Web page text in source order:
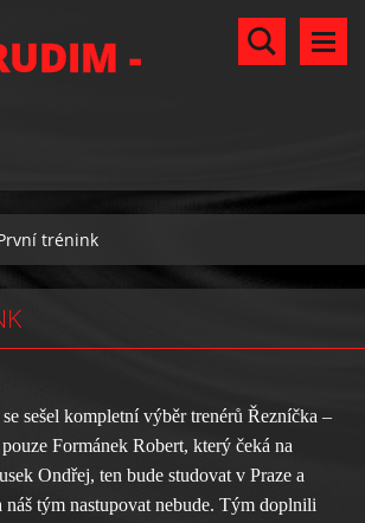
-
trénink
sešel kompletní výběr trenérů Řezníčka –
Formánek Robert, který čeká na
Ondřej, ten bude studovat v Praze a
náš tým nastupovat nebude. Tým doplnili